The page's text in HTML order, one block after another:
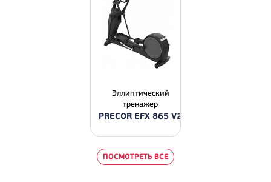
Эллиптический
тренажер
PRECOR EFX 865 V2
ПОСМОТРЕТЬ ВСЕ